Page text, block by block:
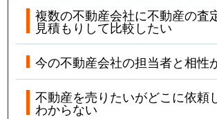
複数の不動産会社に不動産の査
見積もりして比較したい
今の不動産会社の担当者と相性
不動産を売りたいがどこに依頼
わからない